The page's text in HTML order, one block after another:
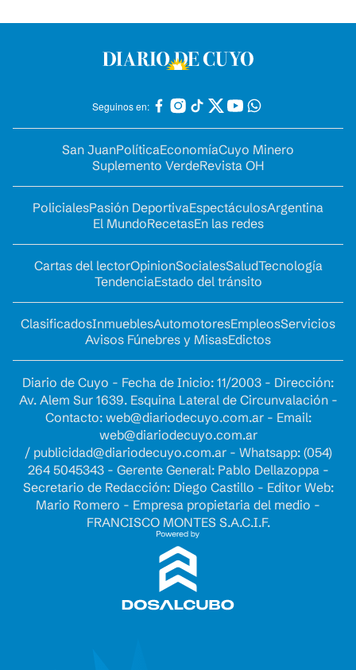
Seguinos en:
San JuanPolíticaEconomíaCuyo Minero
Suplemento VerdeRevista OH
PolicialesPasión DeportivaEspectáculosArgentina
El MundoRecetasEn las redes
Cartas del lectorOpinionSocialesSaludTecnología
TendenciaEstado del tránsito
ClasificadosInmueblesAutomotoresEmpleosServicios
Avisos Fúnebres y MisasEdictos
Diario de Cuyo - Fecha de Inicio: 11/2003 - Dirección:
Av. Alem Sur 1639. Esquina Lateral de Circunvalación -
Contacto: web@diariodecuyo.com.ar- Email:
web@diariodecuyo.com.ar
/ publicidad@diariodecuyo.com.ar- Whatsapp: (054)
264 5045343 - Gerente General: Pablo Dellazoppa -
Secretario de Redacción: Diego Castillo - Editor Web:
Mario Romero - Empresa propietaria del medio -
FRANCISCO MONTES S.A.C.I.F.